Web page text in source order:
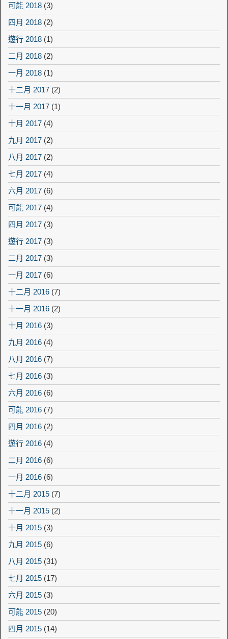
可能 2018 (3)
四月 2018 (2)
遊行 2018 (1)
二月 2018 (2)
一月 2018 (1)
十二月 2017 (2)
十一月 2017 (1)
十月 2017 (4)
九月 2017 (2)
八月 2017 (2)
七月 2017 (4)
六月 2017 (6)
可能 2017 (4)
四月 2017 (3)
遊行 2017 (3)
二月 2017 (3)
一月 2017 (6)
十二月 2016 (7)
十一月 2016 (2)
十月 2016 (3)
九月 2016 (4)
八月 2016 (7)
七月 2016 (3)
六月 2016 (6)
可能 2016 (7)
四月 2016 (2)
遊行 2016 (4)
二月 2016 (6)
一月 2016 (6)
十二月 2015 (7)
十一月 2015 (2)
十月 2015 (3)
九月 2015 (6)
八月 2015 (31)
七月 2015 (17)
六月 2015 (3)
可能 2015 (20)
四月 2015 (14)